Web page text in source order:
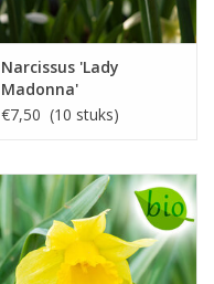
Narcissus 'Lady
Madonna'
€7,50 (10 stuks)